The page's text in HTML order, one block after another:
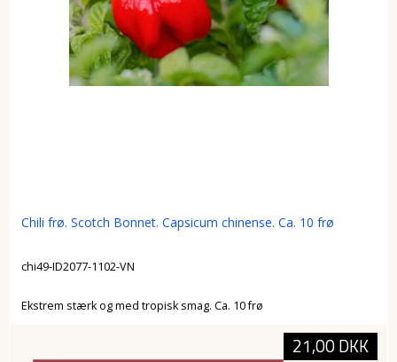
Chili frø. Scotch Bonnet. Capsicum chinense. Ca. 10 frø
chi49-ID2077-1102-VN
Ekstrem stærk og med tropisk smag. Ca. 10 frø
21,00 DKK